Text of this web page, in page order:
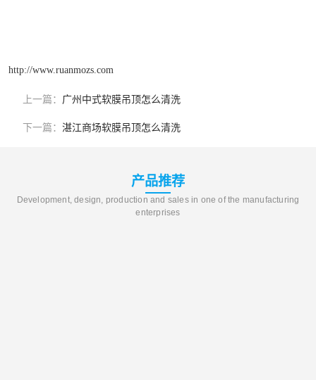
http://www.ruanmozs.com
上一篇： 广州中式软膜吊顶怎么清洗
下一篇： 湛江商场软膜吊顶怎么清洗
产品推荐
Development, design, production and sales in one of the manufacturing
enterprises